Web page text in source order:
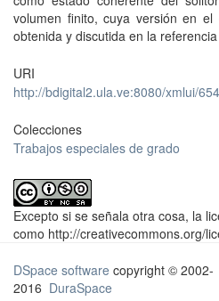
volumen finito, cuya versión en
obtenida y discutida en la
URI
http://bdigital2.ula.ve:8080/xmlui/
Colecciones
Trabajos especiales de grado
Excepto si se señala otra cosa, la
como http://creativecommons.org/
DSpace software copyright © 2002-
2016 DuraSpace